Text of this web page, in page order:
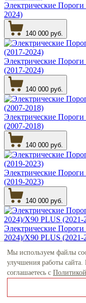
Электрические Пороги
2024)
140 000 руб.
Электрические Пороги
(2017-2024)
140 000 руб.
Электрические Пороги
(2007-2018)
140 000 руб.
Электрические
(2019-2023)
140 000 руб.
Электрические
2024)/X90 PLUS (2021-
100 000 руб.
Электрические
Мы используем файлы
улучшения работы сайта.
соглашаетесь с